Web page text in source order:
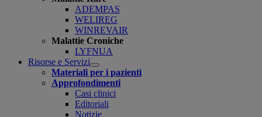
ADEMPAS
WELIREG
WINREVAIR
Malattie Croniche
LYFNUA
Risorse e Servizi
Open
submenu
Materiali per i pazienti
Approfondimenti
Casi clinici
Editoriali
Notizie